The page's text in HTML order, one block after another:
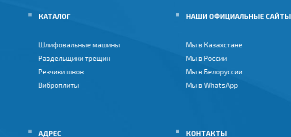
КАТАЛОГ
Шлифовальные машины
Раздельщики трещин
Резчики швов
Виброплиты
НАШИ ОФИЦИАЛЬНЫЕ САЙТЫ
Мы в Казахстане
Мы в России
Мы в Белоруссии
Мы в WhatsApp